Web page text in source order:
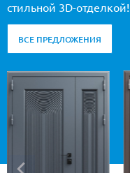
стильной 3D-отделкой!
ВСЕ ПРЕДЛОЖЕНИЯ